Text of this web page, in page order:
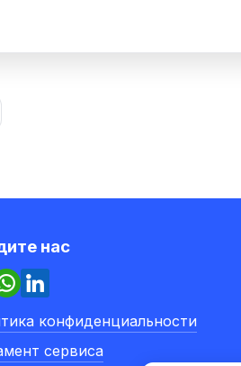
нас
конфиденциальности
сервиса